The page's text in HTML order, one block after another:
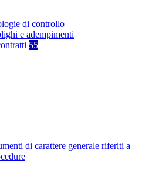
di controllo
e adempimenti
55
di carattere generale riferiti a